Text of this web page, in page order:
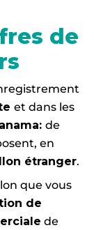
de
et dans les
de
en
étranger.
que vous
de
de